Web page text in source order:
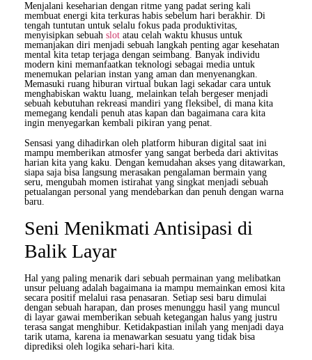
Menjalani keseharian dengan ritme yang padat sering kali
membuat energi kita terkuras habis sebelum hari berakhir. Di
tengah tuntutan untuk selalu fokus pada produktivitas,
menyisipkan sebuah slot atau celah waktu khusus untuk
memanjakan diri menjadi sebuah langkah penting agar kesehatan
mental kita tetap terjaga dengan seimbang. Banyak individu
modern kini memanfaatkan teknologi sebagai media untuk
menemukan pelarian instan yang aman dan menyenangkan.
Memasuki ruang hiburan virtual bukan lagi sekadar cara untuk
menghabiskan waktu luang, melainkan telah bergeser menjadi
sebuah kebutuhan rekreasi mandiri yang fleksibel, di mana kita
memegang kendali penuh atas kapan dan bagaimana cara kita
ingin menyegarkan kembali pikiran yang penat.
Sensasi yang dihadirkan oleh platform hiburan digital saat ini
mampu memberikan atmosfer yang sangat berbeda dari aktivitas
harian kita yang kaku. Dengan kemudahan akses yang ditawarkan,
siapa saja bisa langsung merasakan pengalaman bermain yang
seru, mengubah momen istirahat yang singkat menjadi sebuah
petualangan personal yang mendebarkan dan penuh dengan warna
baru.
Seni Menikmati Antisipasi di
Balik Layar
Hal yang paling menarik dari sebuah permainan yang melibatkan
unsur peluang adalah bagaimana ia mampu memainkan emosi kita
secara positif melalui rasa penasaran. Setiap sesi baru dimulai
dengan sebuah harapan, dan proses menunggu hasil yang muncul
di layar gawai memberikan sebuah ketegangan halus yang justru
terasa sangat menghibur. Ketidakpastian inilah yang menjadi daya
tarik utama, karena ia menawarkan sesuatu yang tidak bisa
diprediksi oleh logika sehari-hari kita.